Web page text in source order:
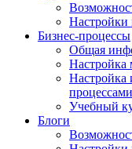
Настройки
Бизнес-процессы
Общая
Настройка
Настройка
процессами
Учебный
Блоги